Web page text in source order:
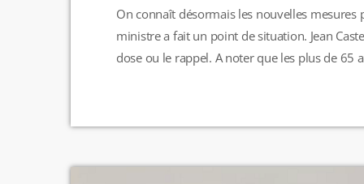
On connaît désormais les nouvelles
ministre a fait un point de situation. Jean
dose ou le rappel. A noter que les plus de